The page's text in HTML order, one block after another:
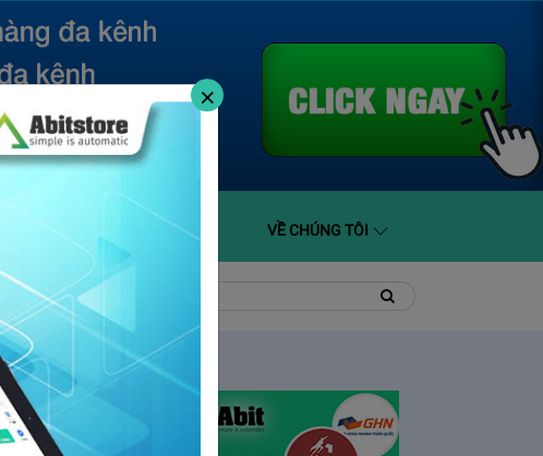
BÁO GIÁ HỖ TRỢ VỀ CHÚNG TÔI
Về Abit
kiếm:
kiếm
×